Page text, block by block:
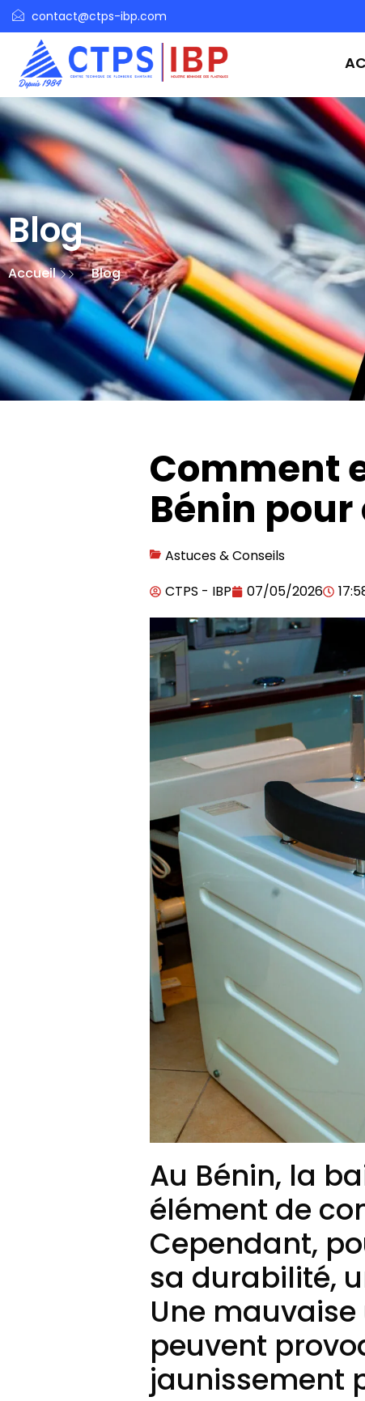
contact@ctps-ibp.com
Blog
Accueil Blog
Comment
Bénin
Astuces & Conseils
CTPS - IBP
07/05/2026
Au Bénin, la
élément de
Cependant,
sa durabilité,
Une
peuvent
jaunissement